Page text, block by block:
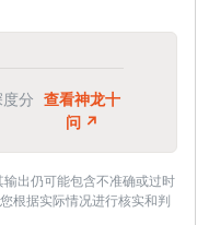
分 查看神龙十
问 ↗
出仍可能包含不准确或过时
根据实际情况进行核实和判